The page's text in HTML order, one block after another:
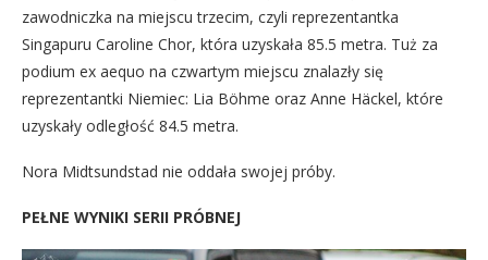
zawodniczka na miejscu trzecim, czyli reprezentantka
Singapuru Caroline Chor, która uzyskała 85.5 metra. Tuż za
podium ex aequo na czwartym miejscu znalazły się
reprezentantki Niemiec: Lia Böhme oraz Anne Häckel, które
uzyskały odległość 84.5 metra.
Nora Midtsundstad nie oddała swojej próby.
PEŁNE WYNIKI SERII PRÓBNEJ